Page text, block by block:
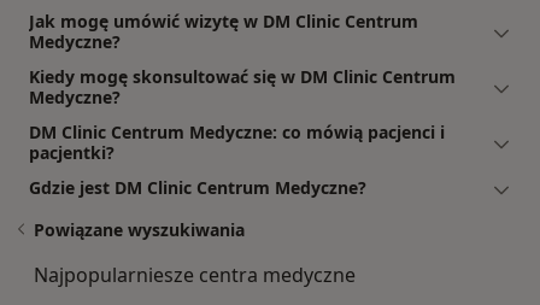
Jak mogę umówić wizytę w DM Clinic Centrum
Medyczne?
Kiedy mogę skonsultować się w DM Clinic Centrum
Medyczne?
DM Clinic Centrum Medyczne: co mówią pacjenci i
pacjentki?
Gdzie jest DM Clinic Centrum Medyczne?
Powiązane wyszukiwania
Najpopularniesze centra medyczne